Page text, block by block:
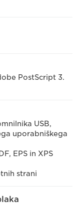
PostScript 3.
USB,
uporabniškega
EPS in XPS
strani